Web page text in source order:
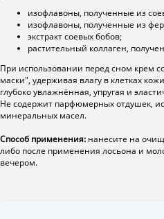
изофлавоны, полученные из
изофлавоны, полученные из
экстракт соевых бобов;
растительный коллаген,
При использовании перед сном крем
маски", удерживая влагу в клетках
глубоко увлажнённая, упругая и
Не содержит парфюмерных отдушек,
минеральных масел.
Способ применения: нанесите на
либо после применения лосьона и
вечером.